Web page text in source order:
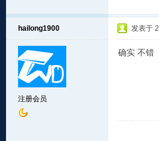
hailong1900
注册会员
发表于
确实 不错